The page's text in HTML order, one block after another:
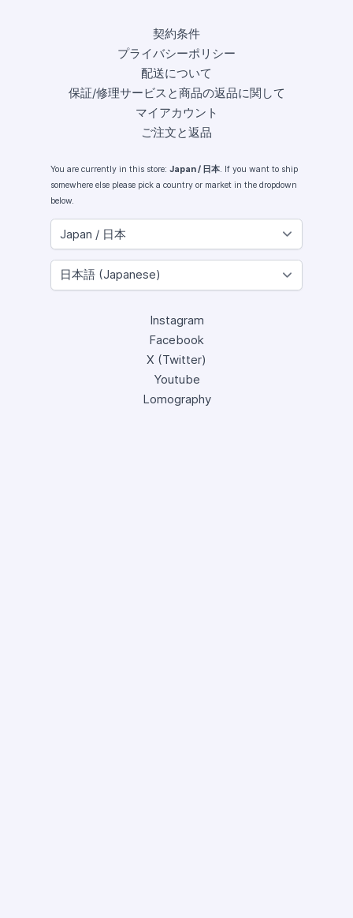
契約条件
プライバシーポリシー
配送について
保証/修理サービスと商品の返品に関して
マイアカウント
ご注文と返品
You are currently in this store: Japan / 日本. If you want to ship
somewhere else please pick a country or market in the dropdown
below.
Instagram
Facebook
X (Twitter)
Youtube
Lomography